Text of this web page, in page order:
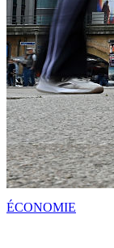
ÉCONOMIE